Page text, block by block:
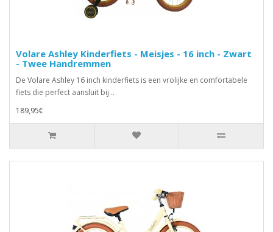
Volare Ashley Kinderfiets - Meisjes - 16 inch - Zwart
- Twee Handremmen
De Volare Ashley 16 inch kinderfiets is een vrolijke en comfortabele
fiets die perfect aansluit bij ..
189,95€